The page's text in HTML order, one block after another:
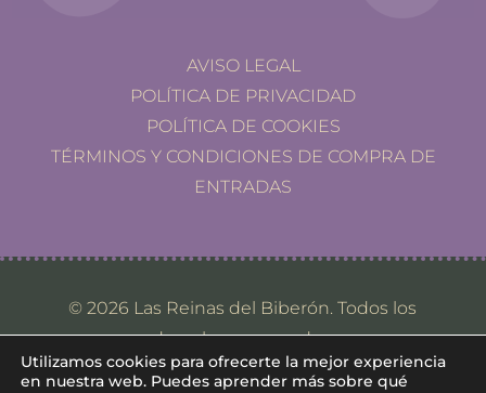
AVISO LEGAL
POLÍTICA DE PRIVACIDAD
POLÍTICA DE COOKIES
TÉRMINOS Y CONDICIONES DE COMPRA DE
ENTRADAS
© 2026 Las Reinas del Biberón. Todos los
derechos reservados.
Utilizamos cookies para ofrecerte la mejor experiencia
en nuestra web. Puedes aprender más sobre qué